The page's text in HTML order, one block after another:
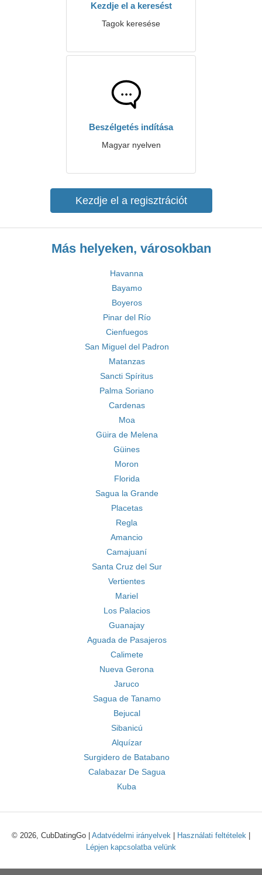
Kezdje el a keresést
Tagok keresése
Beszélgetés indítása
Magyar nyelven
Kezdje el a regisztrációt
Más helyeken, városokban
Havanna
Bayamo
Boyeros
Pinar del Río
Cienfuegos
San Miguel del Padron
Matanzas
Sancti Spíritus
Palma Soriano
Cardenas
Moa
Güira de Melena
Güines
Moron
Florida
Sagua la Grande
Placetas
Regla
Amancio
Camajuaní
Santa Cruz del Sur
Vertientes
Mariel
Los Palacios
Guanajay
Aguada de Pasajeros
Calimete
Nueva Gerona
Jaruco
Sagua de Tanamo
Bejucal
Sibanicú
Alquízar
Surgidero de Batabano
Calabazar De Sagua
Kuba
© 2026, CubDatingGo | Adatvédelmi irányelvek Használati feltételek
Lépjen kapcsolatba velünk